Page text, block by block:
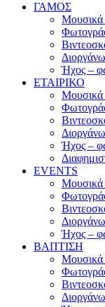
ΓΑΜΟΣ
Μουσικά
Ήχος –
ΕΤΑΙΡΙΚΟ
Μουσικά
Ήχος –
EVENTS
Μουσικά
Ήχος –
ΒΑΠΤΙΣΗ
Μουσικά